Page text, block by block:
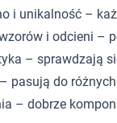
i unikalność –
i odcieni –
– sprawdzają
pasują do
– dobrze